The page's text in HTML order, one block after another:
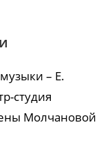
– Е.
студия
Молчановой